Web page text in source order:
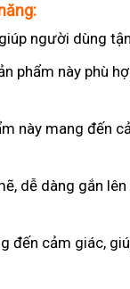
người dùng
phẩm này phù
này mang đến
dễ dàng gắn
đến cảm giác,